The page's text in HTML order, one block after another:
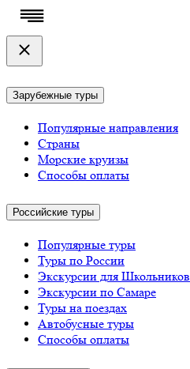
Зарубежные туры
Популярные направления
Страны
Морские круизы
Способы оплаты
Российские туры
Популярные туры
Туры по России
Экскурсии для Школьников
Экскурсии по Самаре
Туры на поездах
Автобусные туры
Способы оплаты